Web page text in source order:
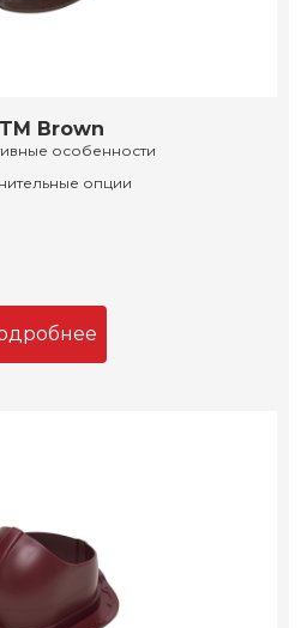
Brown
особенности
опции